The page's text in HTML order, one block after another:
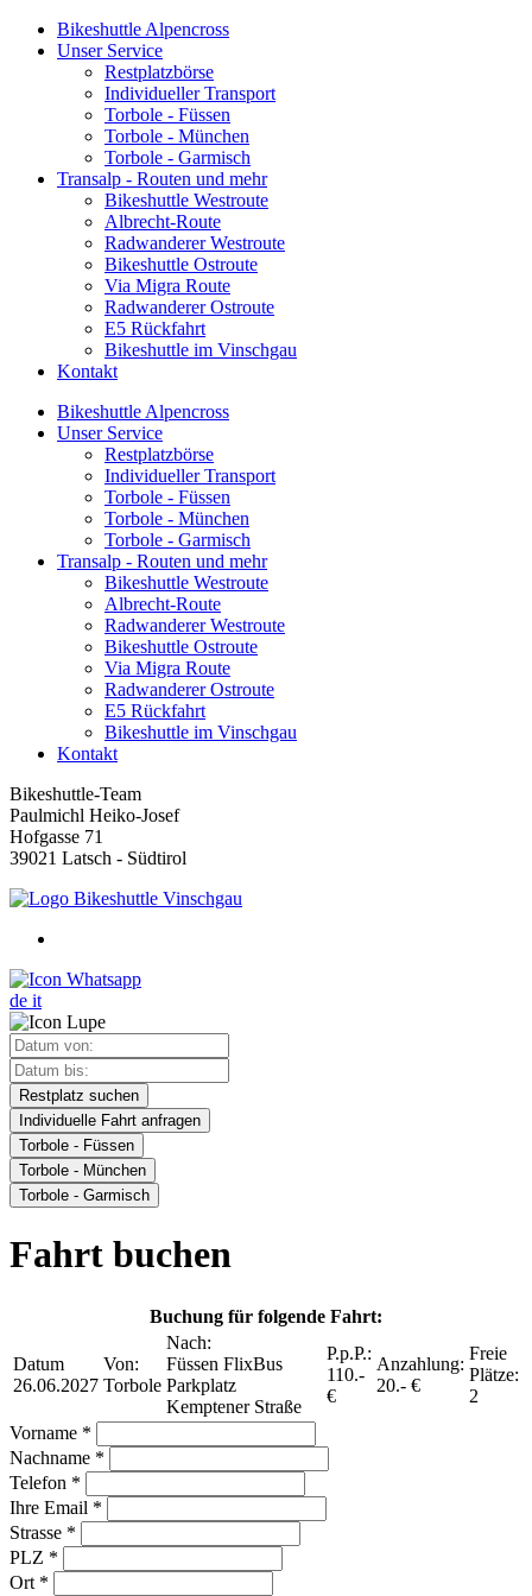
Bikeshuttle Alpencross
Unser Service
Restplatzbörse
Individueller Transport
Torbole - Füssen
Torbole - München
Torbole - Garmisch
Transalp - Routen und mehr
Bikeshuttle Westroute
Albrecht-Route
Radwanderer Westroute
Bikeshuttle Ostroute
Via Migra Route
Radwanderer Ostroute
E5 Rückfahrt
Bikeshuttle im Vinschgau
Kontakt
Bikeshuttle Alpencross
Unser Service
Restplatzbörse
Individueller Transport
Torbole - Füssen
Torbole - München
Torbole - Garmisch
Transalp - Routen und mehr
Bikeshuttle Westroute
Albrecht-Route
Radwanderer Westroute
Bikeshuttle Ostroute
Via Migra Route
Radwanderer Ostroute
E5 Rückfahrt
Bikeshuttle im Vinschgau
Kontakt
Bikeshuttle-Team
Paulmichl Heiko-Josef
Hofgasse 71
39021 Latsch - Südtirol
de it
Restplatz suchen
Individuelle Fahrt anfragen
Torbole - Füssen
Torbole - München
Torbole - Garmisch
Fahrt buchen
Buchung für folgende Fahrt:
Datum
26.06.2027
Von:
Torbole
Nach:
Füssen FlixBus
Parkplatz
Kemptener Straße
P.p.P.:
110.-
€
Anzahlung:
20.- €
Freie
Plätze:
2
Vorname *
Nachname *
Telefon *
Ihre Email *
Strasse *
PLZ *
Ort *